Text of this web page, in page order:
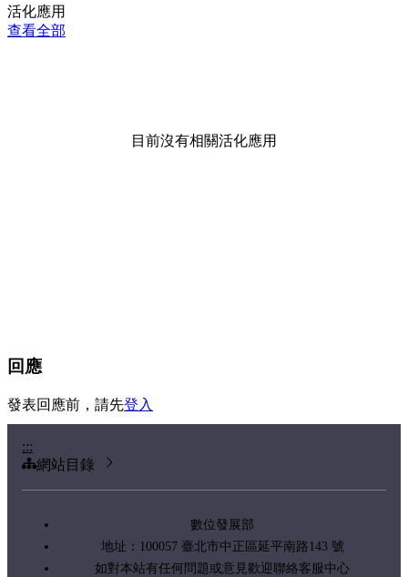
活化應用
查看全部
目前沒有相關活化應用
回應
發表回應前，請先登入
:::
網站目錄
數位發展部
地址：100057 臺北市中正區延平南路143 號
如對本站有任何問題或意見歡迎聯絡客服中心